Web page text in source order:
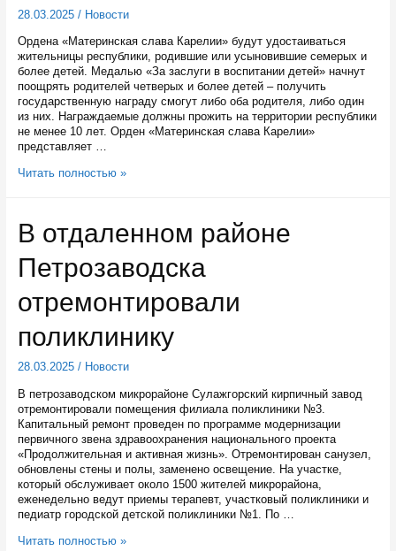
28.03.2025/ Новости
Ордена «Материнская слава Карелии» будут удостаиваться
жительницы республики, родившие или усыновившие семерых и
более детей. Медалью «За заслуги в воспитании детей» начнут
поощрять родителей четверых и более детей – получить
государственную награду смогут либо оба родителя, либо один
из них. Награждаемые должны прожить на территории республики
не менее 10 лет. Орден «Материнская слава Карелии»
представляет …
Карельские
будут
выглядеть
как
звезды
Читать полностью »
В отдаленном районе
Петрозаводска
отремонтировали
поликлинику
28.03.2025/ Новости
В петрозаводском микрорайоне Сулажгорский кирпичный завод
отремонтировали помещения филиала поликлиники №3.
Капитальный ремонт проведен по программе модернизации
первичного звена здравоохранения национального проекта
«Продолжительная и активная жизнь». Отремонтирован санузел,
обновлены стены и полы, заменено освещение. На участке,
который обслуживает около 1500 жителей микрорайона,
еженедельно ведут приемы терапевт, участковый поликлиники и
педиатр городской детской поликлиники №1. По …
В
Читать полностью »